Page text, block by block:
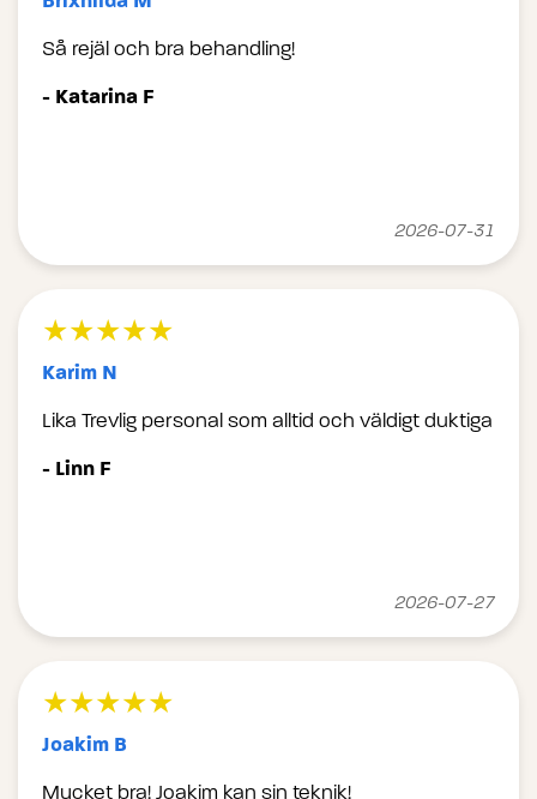
Så rejäl och bra behandling!
- Katarina F
2026-07-31
★★★★★
Karim N
Lika Trevlig personal som alltid och väldigt duktiga
- Linn F
2026-07-27
★★★★★
Joakim B
Mycket bra! Joakim kan sin teknik!